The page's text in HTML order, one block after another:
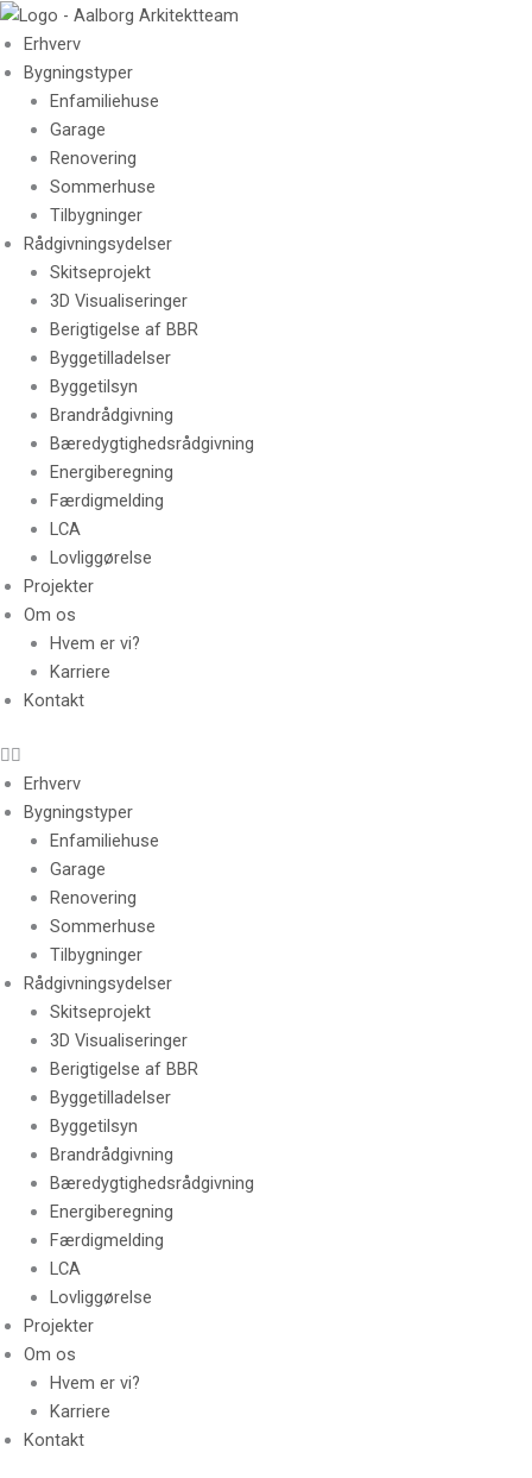
Skip
to
content
Erhverv
Bygningstyper
Enfamiliehuse
Garage
Renovering
Sommerhuse
Tilbygninger
Rådgivningsydelser
Skitseprojekt
3D Visualiseringer
Berigtigelse af BBR
Byggetilladelser
Byggetilsyn
Brandrådgivning
Bæredygtighedsrådgivning
Energiberegning
Færdigmelding
LCA
Lovliggørelse
Projekter
Om os
Hvem er vi?
Karriere
Kontakt
Erhverv
Bygningstyper
Enfamiliehuse
Garage
Renovering
Sommerhuse
Tilbygninger
Rådgivningsydelser
Skitseprojekt
3D Visualiseringer
Berigtigelse af BBR
Byggetilladelser
Byggetilsyn
Brandrådgivning
Bæredygtighedsrådgivning
Energiberegning
Færdigmelding
LCA
Lovliggørelse
Projekter
Om os
Hvem er vi?
Karriere
Kontakt